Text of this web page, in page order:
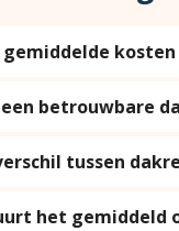
betrouwbare
tussen
het gemiddeld